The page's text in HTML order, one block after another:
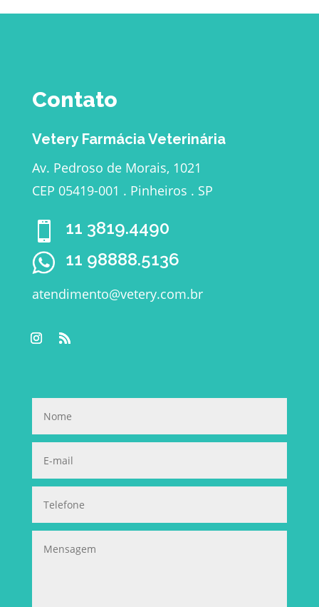
Contato
Vetery Farmácia Veterinária
Av. Pedroso de Morais, 1021
CEP 05419-001 . Pinheiros . SP

11 3819.4490
11 98888.5136
atendimento@vetery.com.br